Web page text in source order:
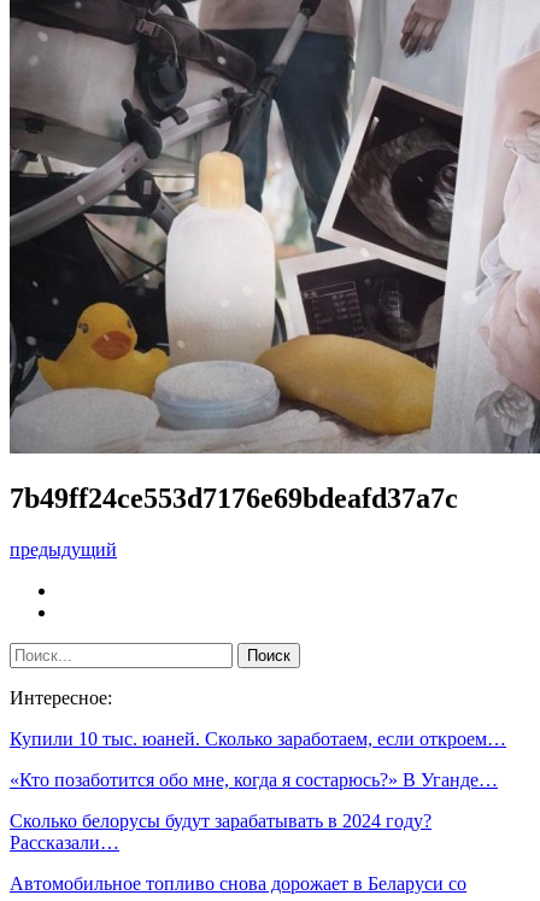
7b49ff24ce553d7176e69bdeafd37a7c
предыдущий
Интересное:
Купили 10 тыс. юаней. Сколько заработаем, если откроем…
«Кто позаботится обо мне, когда я состарюсь?» В Уганде…
Сколько белорусы будут зарабатывать в 2024 году?
Рассказали…
Автомобильное топливо снова дорожает в Беларуси со